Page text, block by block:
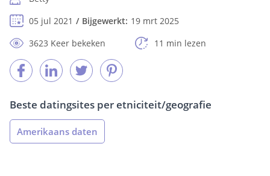
05 jul 2021
Bijgewerkt: 19 mrt 2025
3623 Keer bekeken
11 min lezen
Beste datingsites per etniciteit/geografie
Amerikaans daten